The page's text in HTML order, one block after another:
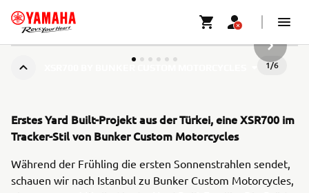
1/6
Erstes Yard Built-Projekt aus der Türkei, eine XSR700 im
Tracker-Stil von Bunker Custom Motorcycles
Während der Frühling die ersten Sonnenstrahlen sendet,
schauen wir nach Istanbul zu Bunker Custom Motorcycles,